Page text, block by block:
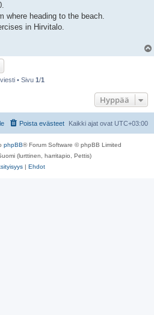
where heading to the beach.
in Hirvitalo.
• Sivu 1/1
Hyppää
Kaikki ajat ovat UTC+03:00
Poista evästeet
phpBB® Forum Software © phpBB Limited
(lurttinen, harritapio, Pettis)
| Ehdot